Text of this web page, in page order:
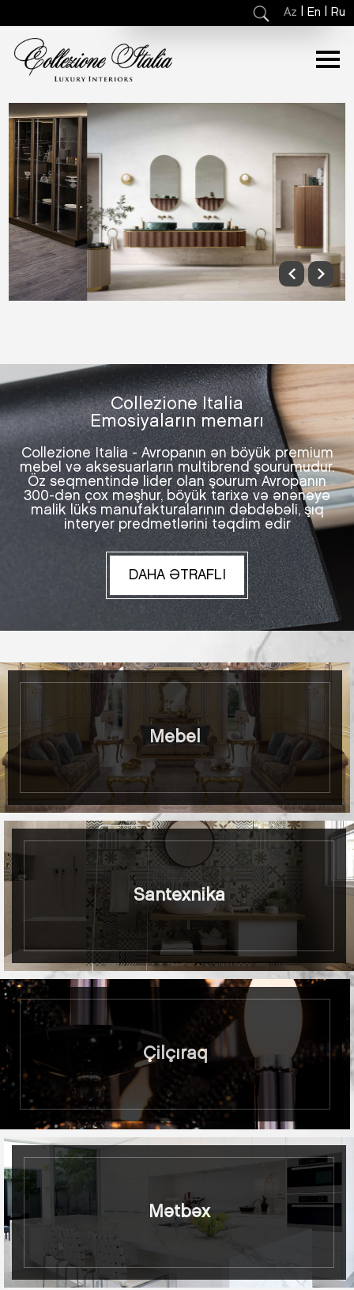
Az En Ru
Collezione Italia
Emosiyaların memarı
Collezione Italia - Avropanın ən böyük premium
mebel və aksesuarların multibrend şourumudur.
Öz seqmentində lider olan şourum Avropanın
300-dən çox məşhur, böyük tarixə və ənənəyə
malik lüks manufakturalarının dəbdəbəli, şıq
interyer predmetlərini təqdim edir
DAHA ƏTRAFLI
Mebel
Santexnika
Çilçıraq
Mətbəx